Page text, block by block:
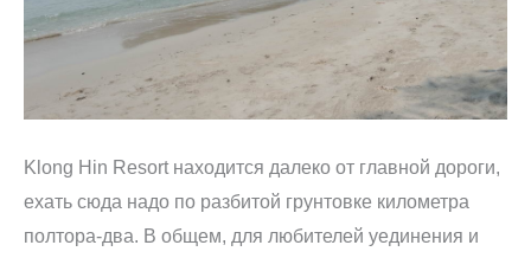
Klong Hin Resort находится далеко от главной дороги,
ехать сюда надо по разбитой грунтовке километра
полтора-два. В общем, для любителей уединения и